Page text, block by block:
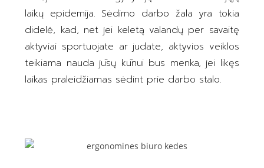
laikų epidemija. Sėdimo darbo žala yra tokia
didelė, kad, net jei keletą valandų per savaitę
aktyviai sportuojate ar judate, aktyvios veiklos
teikiama nauda jūsų kūnui bus menka, jei likęs
laikas praleidžiamas sėdint prie darbo stalo.